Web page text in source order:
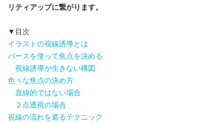
リティアップに繋がります。
▼目次
イラストの視線誘導とは
パースを使って焦点を決める
視線誘導が生きない構図
色々な焦点の決め方
直線的ではない場合
２点透視の場合
視線の流れを遮るテクニック